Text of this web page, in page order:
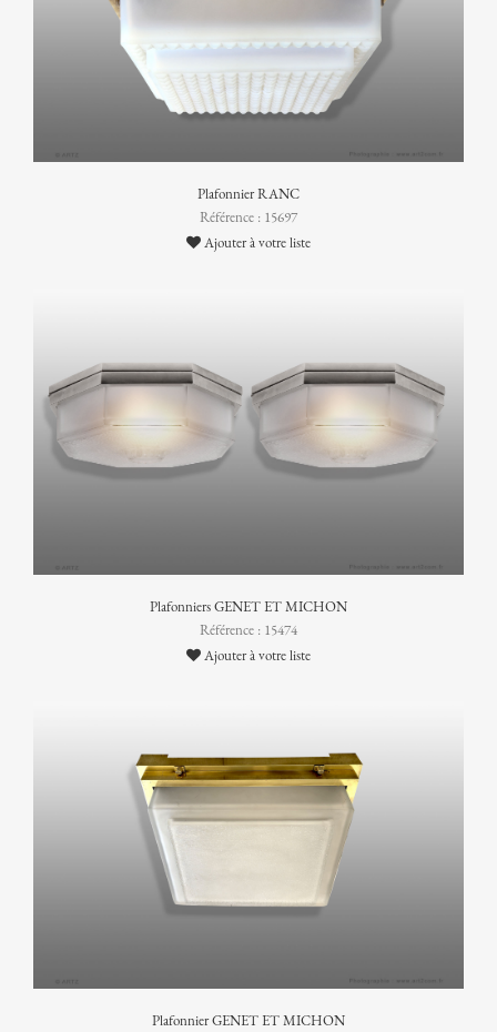
Plafonnier RANC
Référence : 15697
Ajouter à votre liste
Plafonniers GENET ET MICHON
Référence : 15474
Ajouter à votre liste
Plafonnier GENET ET MICHON